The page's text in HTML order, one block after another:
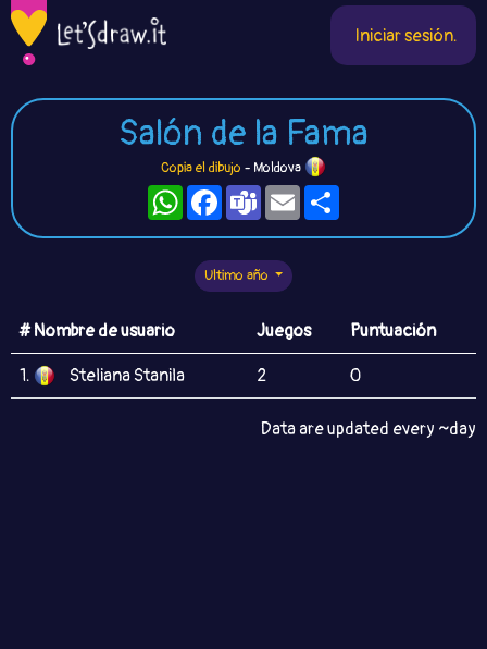
Iniciar sesión.
Salón de la Fama
Copia el dibujo - Moldova
WhatsAppFacebook
TeamsEmail
Ultimo año
# Nombre de usuario Juegos Puntuación
1. Steliana Stanila 2 0
Data are updated every ~day